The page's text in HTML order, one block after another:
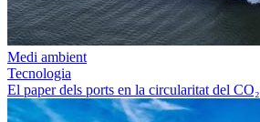
Medi ambient
Tecnologia
El paper dels ports en la circularitat del CO₂